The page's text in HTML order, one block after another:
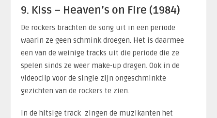
9. Kiss – Heaven’s on Fire (1984)
De rockers brachten de song uit in een periode
waarin ze geen schmink droegen. Het is daarmee
een van de weinige tracks uit die periode die ze
spelen sinds ze weer make-up dragen. Ook in de
videoclip voor de single zijn ongeschminkte
gezichten van de rockers te zien.
In de hitsige track zingen de muzikanten het